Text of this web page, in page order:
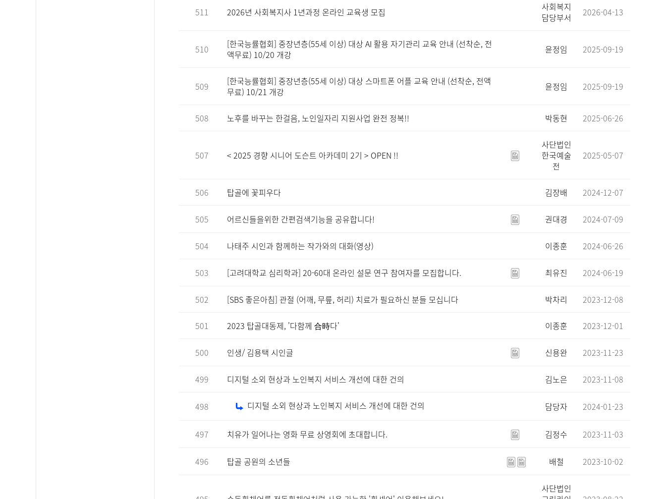
511 2026년 사회복지사 1년과정 온라인 교육생 모집
사회복지
담당부서
2026-04-13
510
[한국능률협회] 중장년층(55세 이상) 대상 AI 활용 자기관리 교육 안내 (선착순, 전
액무료) 10/20 개강
윤정임 2025-09-19
509
[한국능률협회] 중장년층(55세 이상) 대상 스마트폰 어플 교육 안내 (선착순, 전액
무료) 10/21 개강
윤정임 2025-09-19
508 노후를 바꾸는 한걸음, 노인일자리 지원사업 완전 정복!! 박동현 2025-06-26
507 < 2025 경향 시니어 도슨트 아카데미 2기 > OPEN !!
사단법인
한국예술
전
2025-05-07
506 탑골에 꽃피우다 김장배 2024-12-07
505 어르신들을위한 간편검색기능을 공유합니다! 권대경 2024-07-09
504 나태주 시인과 함께하는 작가와의 대화(영상) 이종훈 2024-06-26
503 [고려대학교 심리학과] 20-60대 온라인 설문 연구 참여자를 모집합니다. 최유진 2024-06-19
502 [SBS 좋은아침] 관절 (어깨, 무릎, 허리) 치료가 필요하신 분들 모십니다 박차리 2023-12-08
501 2023 탑골대동제, '다함께 合時다' 이종훈 2023-12-01
500 인생/ 김용택 시인글 신용완 2023-11-23
499 디지털 소외 현상과 노인복지 서비스 개선에 대한 건의 김노은 2023-11-08
498 디지털 소외 현상과 노인복지 서비스 개선에 대한 건의 담당자 2024-01-23
497 치유가 일어나는 영화 무료 상영회에 초대합니다. 김정수 2023-11-03
496 탑골 공원의 소년들 배철 2023-10-02
사단법인